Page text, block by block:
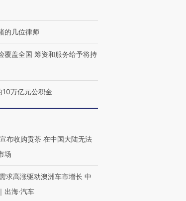
【特别呈现】寻找100种
有意思的生活方式·第三对
CFO：不靠规模取胜，华
的几位律师
覆盖全国 筹资和服务给予将持
10万亿元公积金
布收购贡茶 在中国大陆无法
场
求高涨驱动澳洲车市增长 中
出海·汽车